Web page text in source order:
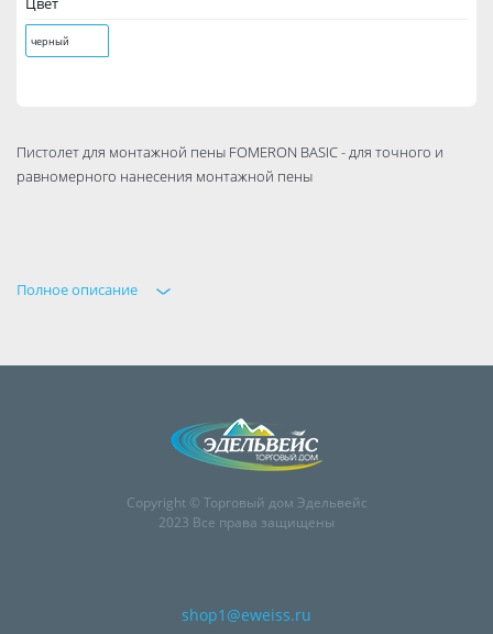
черный
Пистолет для монтажной пены FOMERON BASIC - для точного и
равномерного нанесения монтажной пены
Полное описание
Copyright © Торговый дом Эдельвейс
2023 Все права защищены
shop1@eweiss.ru